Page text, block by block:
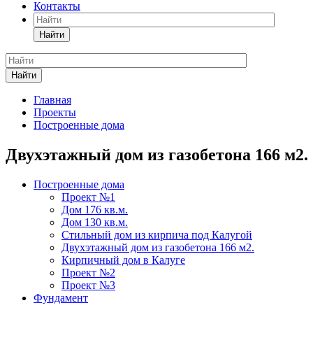
Контакты
Найти
Найти
Главная
Проекты
Построенные дома
Двухэтажный дом из газобетона 166 м2.
Построенные дома
Проект №1
Дом 176 кв.м.
Дом 130 кв.м.
Стильный дом из кирпича под Калугой
Двухэтажный дом из газобетона 166 м2.
Кирпичный дом в Калуге
Проект №2
Проект №3
Фундамент